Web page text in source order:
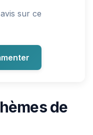
sur ce
de